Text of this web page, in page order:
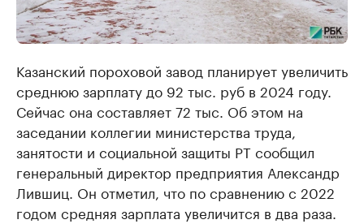
Казанский пороховой завод планирует увеличить
среднюю зарплату до 92 тыс. руб в 2024 году.
Сейчас она составляет 72 тыс. Об этом на
заседании коллегии министерства труда,
занятости и социальной защиты РТ сообщил
генеральный директор предприятия Александр
Лившиц. Он отметил, что по сравнению с 2022
годом средняя зарплата увеличится в два раза.